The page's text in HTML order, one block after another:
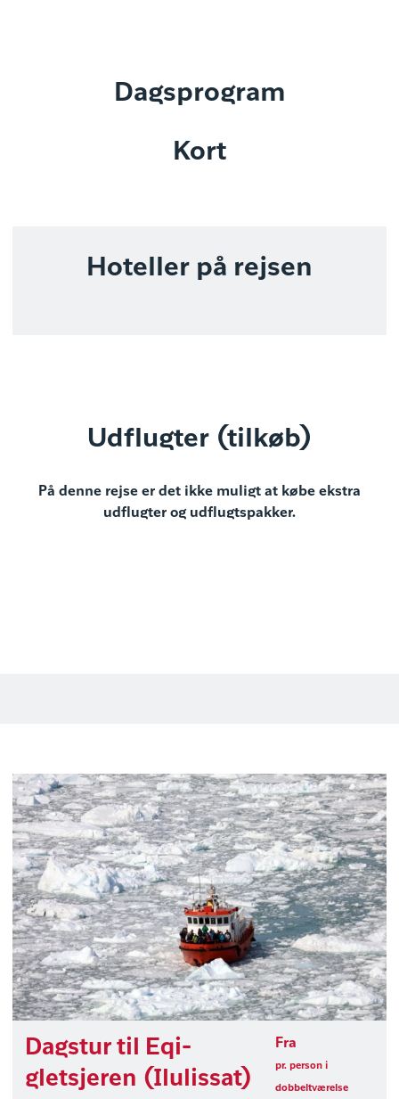
Dagsprogram
Kort
Hoteller på rejsen
Udflugter (tilkøb)
På denne rejse er det ikke muligt at købe ekstra
udflugter og udflugtspakker.
Dagstur til Eqi-
gletsjeren (Ilulissat)
Fra
pr. person i
dobbeltværelse